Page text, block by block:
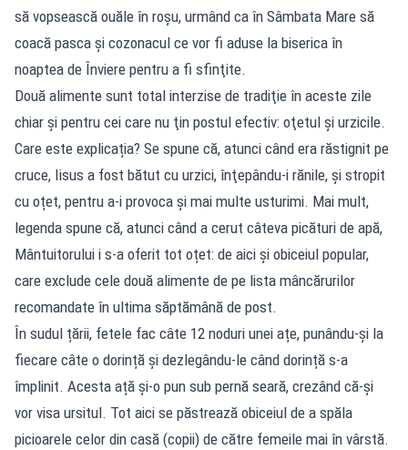
să vopsească ouăle în roşu, urmând ca în Sâmbata Mare să
coacă pasca şi cozonacul ce vor fi aduse la biserica în
noaptea de Înviere pentru a fi sfinţite.
Două alimente sunt total interzise de tradiţie în aceste zile
chiar şi pentru cei care nu ţin postul efectiv: oţetul şi urzicile.
Care este explicația? Se spune că, atunci când era răstignit pe
cruce, Iisus a fost bătut cu urzici, înţepându-i rănile, și stropit
cu oțet, pentru a-i provoca și mai multe usturimi. Mai mult,
legenda spune că, atunci când a cerut câteva picături de apă,
Mântuitorului i s-a oferit tot oțet: de aici și obiceiul popular,
care exclude cele două alimente de pe lista mâncărurilor
recomandate în ultima săptămână de post.
În sudul țării, fetele fac câte 12 noduri unei ațe, punându-și la
fiecare câte o dorință și dezlegându-le când dorință s-a
împlinit. Acesta ață și-o pun sub pernă seară, crezând că-și
vor visa ursitul. Tot aici se păstrează obiceiul de a spăla
picioarele celor din casă (copii) de către femeile mai în vârstă.